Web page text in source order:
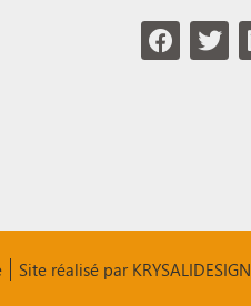
Site réalisé par KRYSALIDESIGN